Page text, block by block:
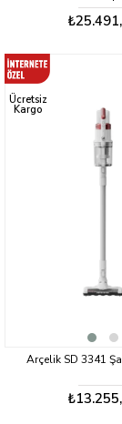
Arçelik SD 3341
Ücretsiz
Kargo